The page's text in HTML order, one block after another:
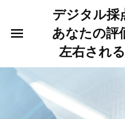
デジタル採
あなたの評
左右され